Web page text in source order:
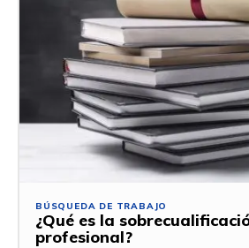
BÚSQUEDA DE TRABAJO
¿Qué es la
profesional?